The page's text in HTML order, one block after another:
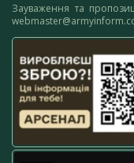
Зауваження та